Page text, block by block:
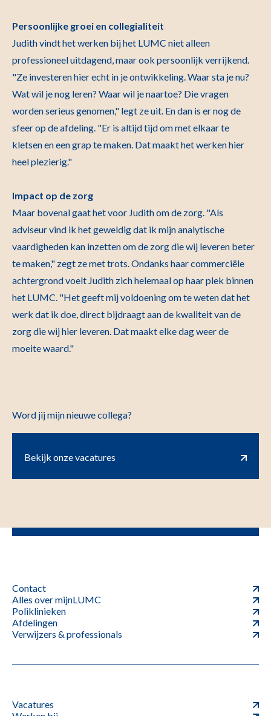
Persoonlijke groei en collegialiteit
Judith vindt het werken bij het LUMC niet alleen
professioneel uitdagend, maar ook persoonlijk verrijkend.
"Ze investeren hier echt in je ontwikkeling. Waar sta je nu?
Wat wil je nog leren? Waar wil je naartoe? Die vragen
worden serieus genomen," legt ze uit. En dan is er nog de
sfeer op de afdeling. "Er is altijd tijd om met elkaar te
kletsen en een grap te maken. Dat maakt het werken hier
heel plezierig."
Impact op de zorg
Maar bovenal gaat het voor Judith om de zorg. "Als
adviseur vind ik het geweldig dat ik mijn analytische
vaardigheden kan inzetten om de zorg die wij leveren beter
te maken," zegt ze met trots. Ondanks haar commerciële
achtergrond voelt Judith zich helemaal op haar plek binnen
het LUMC. "Het geeft mij voldoening om te weten dat het
werk dat ik doe, direct bijdraagt aan de kwaliteit van de
zorg die wij hier leveren. Dat maakt elke dag weer de
moeite waard."
Word jij mijn nieuwe collega?
Bekijk onze vacatures
Contact
Alles over mijnLUMC
Poliklinieken
Afdelingen
Verwijzers & professionals
Vacatures